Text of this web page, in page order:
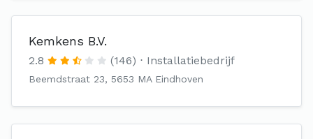
Kemkens B.V.
2.8 (146) Installatiebedrijf
Beemdstraat 23, 5653 MA Eindhoven